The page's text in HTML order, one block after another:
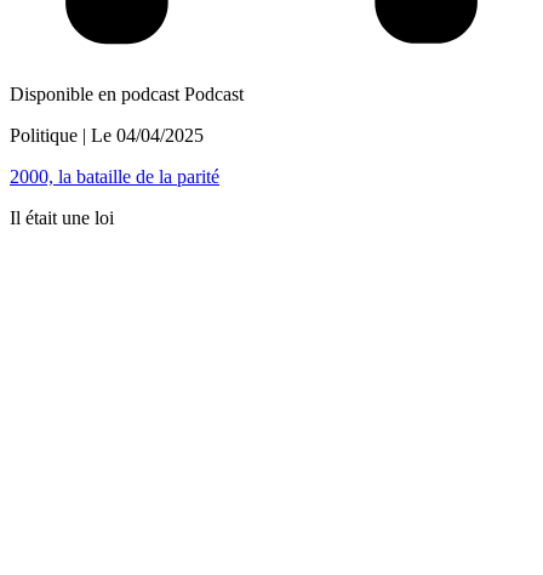
Disponible en podcast Podcast
Politique | Le 04/04/2025
2000, la bataille de la parité
Il était une loi